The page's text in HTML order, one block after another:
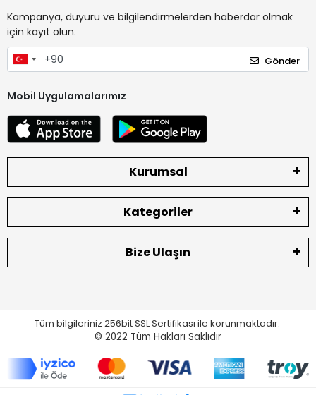
Kampanya, duyuru ve bilgilendirmelerden haberdar olmak
için kayıt olun.
Gönder
Mobil Uygulamalarımız
Kurumsal
Kategoriler
Bize Ulaşın
Tüm bilgileriniz 256bit SSL Sertifikası ile korunmaktadır.
© 2022 Tüm Hakları Saklıdır